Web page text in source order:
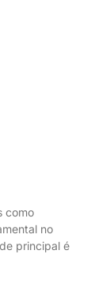
como
no
principal é